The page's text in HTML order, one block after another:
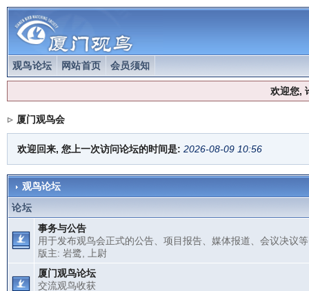
观鸟论坛 网站首页 会员须知
欢迎您,
厦门观鸟会
欢迎回来, 您上一次访问论坛的时间是: 2026-08-09 10:56
观鸟论坛
论坛
事务与公告
用于发布观鸟会正式的公告、项目报告、媒体报道、会议决议
版主: 岩鹭
上尉
厦门观鸟论坛
交流观鸟收获